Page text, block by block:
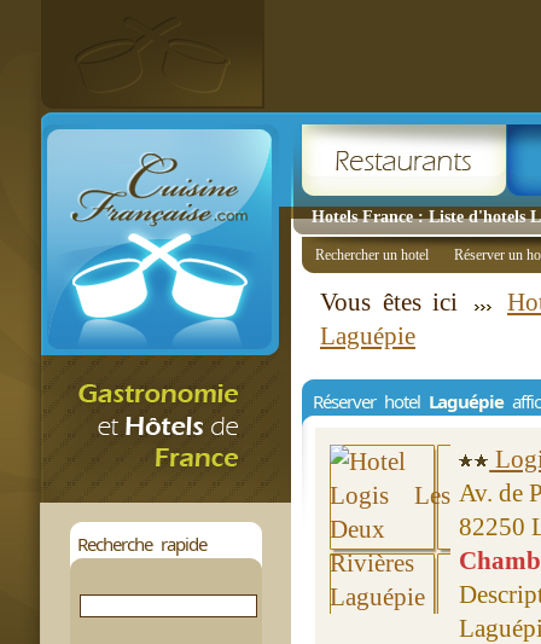
Hotels France : Liste d'hotels
Recherche rapide
Rechercher un hotel Réserver un
Vous êtes ici
Laguépie
Réserver hotel Laguépie
Av. de
82250